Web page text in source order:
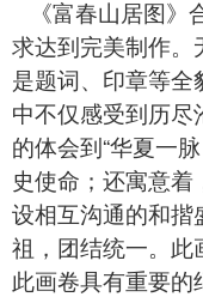
《富春山居图》
求达到完美制作。
是题词、印章等
中不仅感受到历尽
的体会到“华夏一
史使命；还寓意
设相互沟通的和揩
祖，团结统一。此
此画卷具有重要的